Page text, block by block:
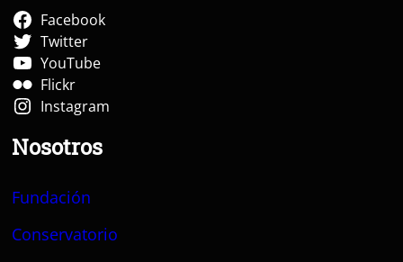
Facebook
Twitter
YouTube
Flickr
Instagram
Nosotros
Fundación
Conservatorio